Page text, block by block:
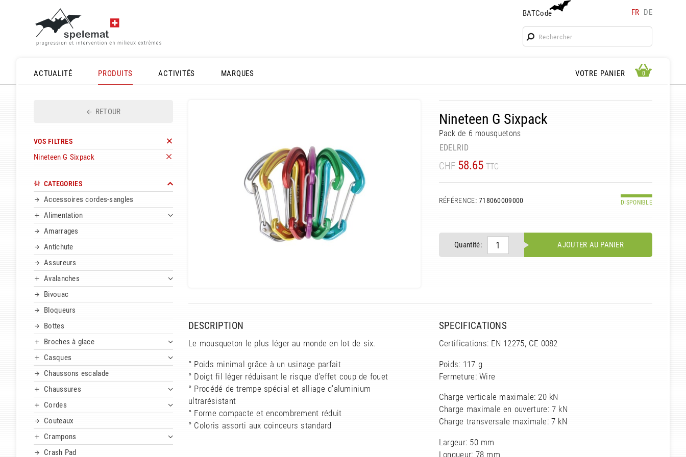
BATCode FR DE
BATCode
Rentrez votre BATCode et validez
ACTUALITÉ
PRODUITS ACTIVITÉS MARQUES VOTRE PANIER 0 0
RETOUR
VOS FILTRES
Nineteen G Sixpack
CATEGORIES
Accessoires cordes-sangles
Alimentation
Amarrages
Antichute
Assureurs
Avalanches
Bivouac
Bloqueurs
Bottes
Broches à glace
Casques
Chaussons escalade
Chaussures
Cordes
Couteaux
Crampons
Crash Pad
Nineteen G Sixpack
Pack de 6 mousquetons
EDELRID
CHF 58.65 TTC
RÉFÉRENCE: 718060009000 DISPONIBLE
Quantité: AJOUTER AU PANIER
DESCRIPTION
Le mousqueton le plus léger au monde en lot de six.
° Poids minimal grâce à un usinage parfait
° Doigt fil léger réduisant le risque d'effet coup de fouet
° Procédé de trempe spécial et alliage d'aluminium
ultrarésistant
° Forme compacte et encombrement réduit
° Coloris assorti aux coinceurs standard
SPECIFICATIONS
Certifications: EN 12275, CE 0082
Poids: 117 g
Fermeture: Wire
Charge verticale maximale: 20 kN
Charge maximale en ouverture: 7 kN
Charge transversale maximale: 7 kN
Largeur: 50 mm
Longueur: 78 mm